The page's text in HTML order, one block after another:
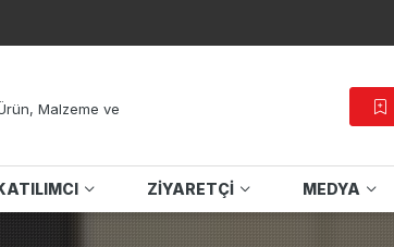
Malzeme ve
ZİYARETÇİ MEDYA